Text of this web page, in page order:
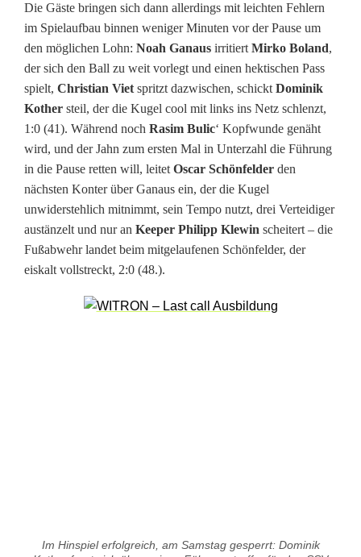
r
g
i
e
g
e
g
e
n
Die Gäste bringen sich dann allerdings mit leichten Fehlern
im Spielaufbau binnen weniger Minuten vor der Pause um
den möglichen Lohn: Noah Ganaus irritiert Mirko Boland,
der sich den Ball zu weit vorlegt und einen hektischen Pass
spielt, Christian Viet spritzt dazwischen, schickt Dominik
Kother steil, der die Kugel cool mit links ins Netz schlenzt,
1:0 (41). Während noch Rasim Bulic‘ Kopfwunde genäht
wird, und der Jahn zum ersten Mal in Unterzahl die Führung
in die Pause retten will, leitet Oscar Schönfelder den
nächsten Konter über Ganaus ein, der die Kugel
unwiderstehlich mitnimmt, sein Tempo nutzt, drei Verteidiger
austänzelt und nur an Keeper Philipp Klewin scheitert – die
Fußabwehr landet beim mitgelaufenen Schönfelder, der
eiskalt vollstreckt, 2:0 (48.).
Im Hinspiel erfolgreich, am Samstag gesperrt: Dominik